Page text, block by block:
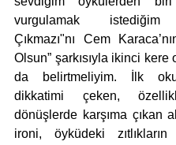
vurgulamak istediğim
Çıkmazı"nı Cem
Olsun” şarkısıyla ikinci kere
da belirtmeliyim. İlk
dikkatimi çeken,
dönüşlerde karşıma çıkan
ironi, öyküdeki